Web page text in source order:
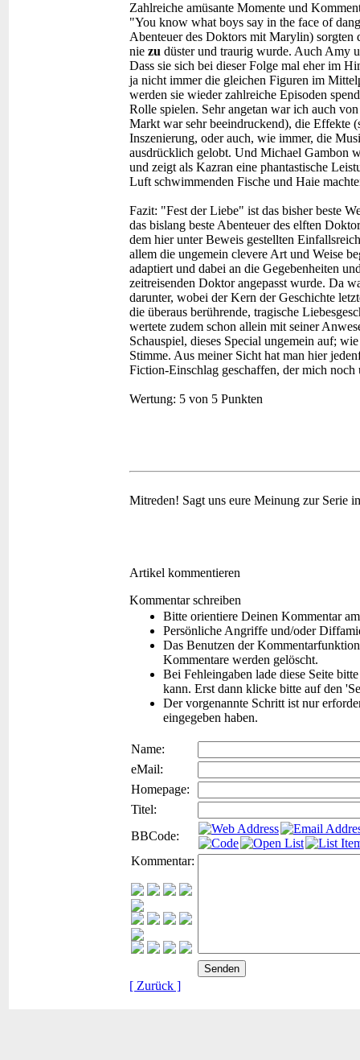
Zahlreiche amüsante Momente und
"You know what boys say in the face of
Abenteuer des Doktors mit Marylin) sorgten
nie zu düster und traurig wurde. Auch Amy
Dass sie sich bei dieser Folge mal eher im
ja nicht immer die gleichen Figuren im
werden sie wieder zahlreiche Episoden
Rolle spielen. Sehr angetan war ich auch
Markt war sehr beeindruckend), die Effekte
Inszenierung, oder auch, wie immer, die
ausdrücklich gelobt. Und Michael Gambon
und zeigt als Kazran eine phantastische
Luft schwimmenden Fische und Haie
Fazit: "Fest der Liebe" ist das bisher beste
das bislang beste Abenteuer des elften
dem hier unter Beweis gestellten
allem die ungemein clevere Art und Weise
adaptiert und dabei an die Gegebenheiten
zeitreisenden Doktor angepasst wurde. Da
darunter, wobei der Kern der Geschichte
die überaus berührende, tragische
wertete zudem schon allein mit seiner
Schauspiel, dieses Special ungemein auf;
Stimme. Aus meiner Sicht hat man hier
Fiction-Einschlag geschaffen, der mich
Wertung: 5 von 5 Punkten
Mitreden! Sagt uns eure Meinung zur Serie
Artikel kommentieren
Kommentar schreiben
Bitte orientiere Deinen Kommentar
Persönliche Angriffe und/oder
Das Benutzen der
Kommentare werden gelöscht.
Bei Fehleingaben lade diese Seite
kann. Erst dann klicke bitte auf den
Der vorgenannte Schritt ist nur
eingegeben haben.
Name:
eMail:
Homepage:
Titel:
BBCode:
Kommentar:
[ Zurück ]